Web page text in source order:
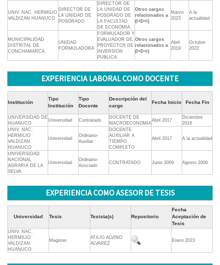
UNIV. NAC. HERMILIO
VALDIZAN HUANUCO
DIRECTOR DE
LA UNIDAD DE
POSGRADO
DIRECTOR DE
LA UNIDAD DE
POSGRADO DE
LA FACULTAD
DE ECONOMIA
Otros cargos
relacionados a
(I+D+i)
Marzo
2023
A la
actualidad
MUNICIPALIDAD
DISTRITAL DE
CONCHAMARCA
UNIDAD
FORMULADORA
FORMULADOR Y
EVALUADOR DE
PROYECTOS DE
INVERSION
PUBLICA
Otros cargos
relacionados a
(I+D+i)
Abril
2019
Octubre
2022
EXPERIENCIA LABORAL COMO DOCENTE
Institución
Tipo
Institución
Tipo
Docente
Descripción del
cargo
Fecha Inicio Fecha Fin
UNIVERSIDAD DE
HUANUCO
Universidad Contratado
DOCENTE DE
MACROECONOMIA
Abril 2017
Diciembre
2018
UNIV. NAC.
HERMILIO
VALDIZAN
HUANUCO
Universidad
Ordinario-
Auxiliar
DOCENTE
AUXILIAR A
TIEMPO
COMPLETO
Abril 2017 A la actualidad
UNIVERSIDAD
NACIONAL
AGRARIA DE LA
SELVA
Universidad
Ordinario-
Asociado
CONTRATADO Junio 2009 Agosto 2009
EXPERIENCIA COMO ASESOR DE TESIS
Universidad Tesis Tesista(s) Repositorio
Fecha
Aceptación de
Tesis
UNIV. NAC.
HERMILIO
VALDIZAN
HUANUCO
Magister
ATILIO ALVINO
ALVAREZ
Enero 2023